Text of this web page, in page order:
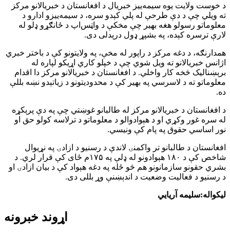
د خوست ولایت یوه سیمه‌ییز خبریال د افغانستان د خبریالانو مرکز
ته ویلي چې د دې طرحې له پلي کېدو سره، د سیمه‌ییزو ادارو د
معلوماتو رسولو هغه بهیر چې مخکې د واټس‌اپ د ځانګړو ډلو له
لارې ترسره کېده، په بشپړ ډول درېدلی دی.
همدارنګه، د دغه مرکز د راپور له مخې، په ولایتونو کې د باختر خبري
اژانس خبریالانو ته ویل شوي چې د خپلو کاري اړیکو لپاره له
برېښنالیک څخه کار واخلي. د افغانستان د خبریالانو مرکز دا اقدام
معلوماتو ته د لاسرسي په بهیر کې د محدودیتونو د زیاتېدو نښه بللې
ده.
د افغانستان د خبریالانو مرکز له طالبانو غوښتي چې په دې پرېکړه
له سره غور وکړي او د هېوادوالو د معلوماتو د ترلاسه کولو حق او
نور اساسي حقوق په پام کې ونیسي.
افغانستان د طالبانو تر واکمنۍ لاندې د رسنیو د ازادۍ په نړیوال
شاخص کې د ۱۸۰ هېوادونو له ډلې په ۱۷۵م ځای کې قرار لري. د
بشري حقونو سازمانونو هم څو ځله په دغه هېواد کې د بیان ازادۍ او
د رسنیو د فعالیت وضعیت د اندېښنې وړ بللی دی.
لیکواله:سلیمه آریایي
اړوند خبرونه